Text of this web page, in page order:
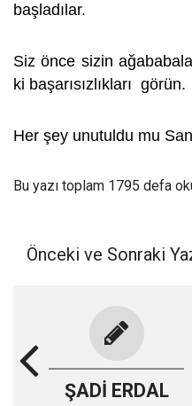
başladılar.
Siz önce sizin
ki başarısızlıkları görün.
Her şey unutuldu mu
Bu yazı toplam 1795 defa
Önceki ve Sonraki
ŞADİ ERDAL